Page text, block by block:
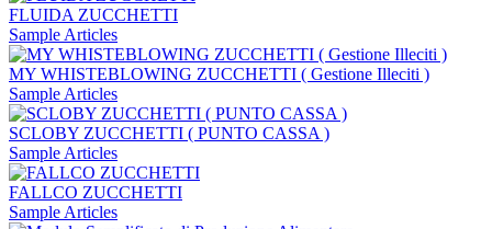
FLUIDA ZUCCHETTI
Sample Articles
MY WHISTEBLOWING ZUCCHETTI ( Gestione Illeciti )
Sample Articles
SCLOBY ZUCCHETTI ( PUNTO CASSA )
Sample Articles
FALLCO ZUCCHETTI
Sample Articles